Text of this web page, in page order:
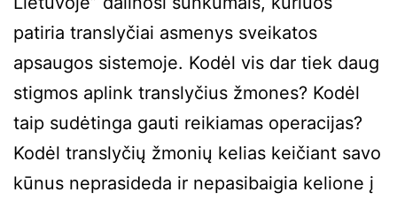
patiria translyčiai asmenys sveikatos
apsaugos sistemoje. Kodėl vis dar tiek daug
stigmos aplink translyčius žmones? Kodėl
taip sudėtinga gauti reikiamas operacijas?
Kodėl translyčių žmonių kelias keičiant savo
kūnus neprasideda ir nepasibaigia kelione į